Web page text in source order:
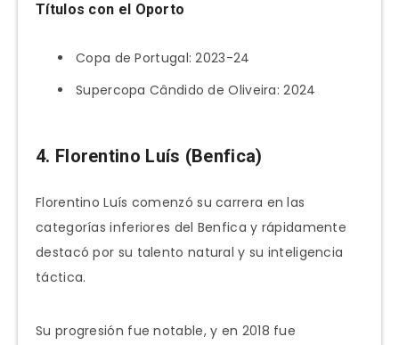
Títulos con el Oporto
Copa de Portugal: 2023-24
Supercopa Cândido de Oliveira: 2024
4. Florentino Luís (Benfica)
Florentino Luís comenzó su carrera en las
categorías inferiores del Benfica y rápidamente
destacó por su talento natural y su inteligencia
táctica.
Su progresión fue notable, y en 2018 fue